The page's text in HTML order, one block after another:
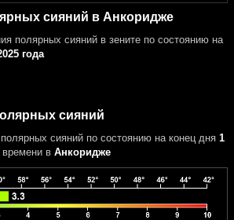
сияний в Анкоридже
полярных сияний в зените по состоянию на
года
сияний
сияний по состоянию на конец дня 1
в Анкоридже